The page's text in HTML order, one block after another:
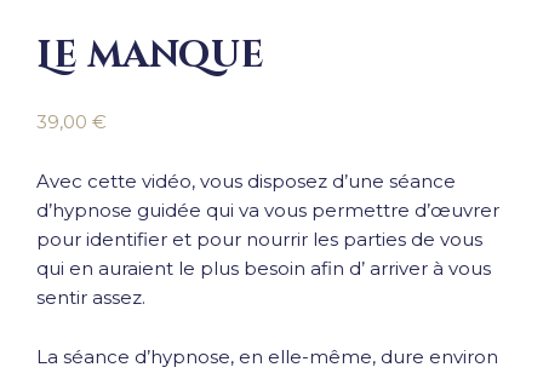
Le manque
39,00 €
Avec cette vidéo, vous disposez d’une séance
d’hypnose guidée qui va vous permettre d’œuvrer
pour identifier et pour nourrir les parties de vous
qui en auraient le plus besoin afin d’ arriver à vous
sentir assez.
La séance d’hypnose, en elle-même, dure environ